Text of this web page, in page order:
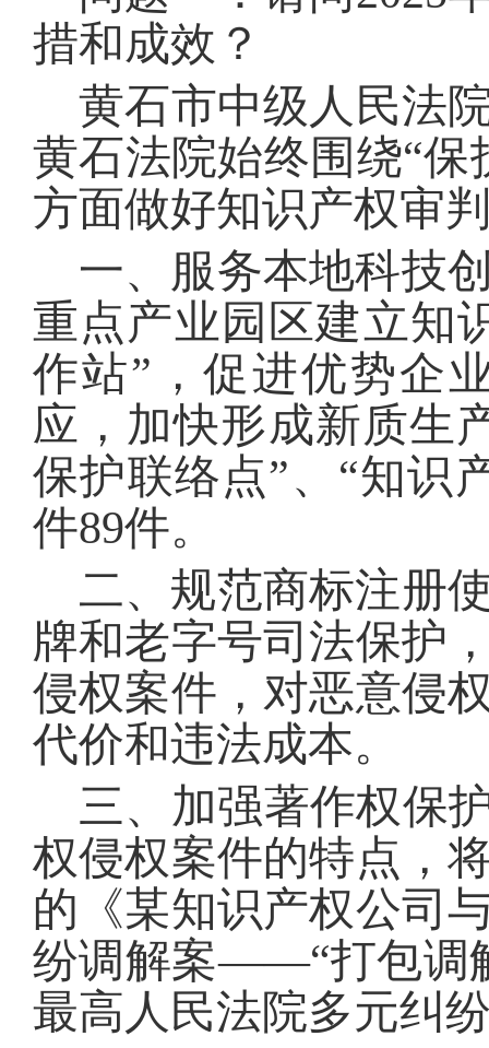
措和成效？
黄石市中级人民法
黄石法院始终围绕“
方面做好知识产权审
一、服务本地科技
重点产业园区建立知
作站”，促进优势企
应，加快形成新质生
保护联络点”、“知识
件89件。
二、规范商标注册
牌和老字号司法保护
侵权案件，对恶意侵
代价和违法成本。
三、加强著作权保
权侵权案件的特点，
的《某知识产权公司
纷调解案——“打包调
最高人民法院多元纠